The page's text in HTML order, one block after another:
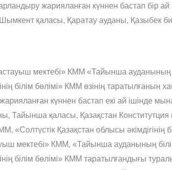
жарияланған күннен бастап бір
қаласы, Қаратау ауданы, Қазыбек би
мектебі» КММ «Тайынша ауданының
білім бөлімі» КММ өзінің
күннен бастап екі ай ішінде
Тайынша қаласы, Қазақстан
«Солтүстік Қазақстан облысы
мектебі» КММ, «Тайынша ауданының
білім бөлімі» КММ таратылғандығы